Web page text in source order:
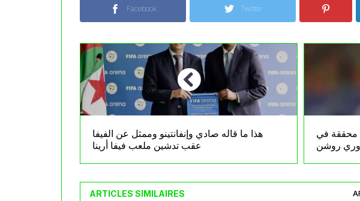
Facebook Twitter
هذا ما قاله صادي وإنفانتينو وممثل عن الفيفا
عقب تدشين ملعب فيفا أرينا
42 فرصة محققة في
روشن
ARTICLES SIMILAIRES